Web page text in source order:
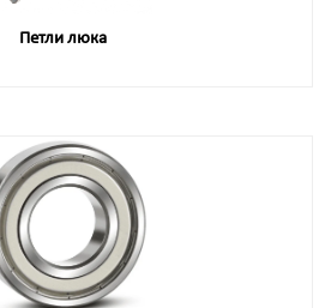
Петли люка